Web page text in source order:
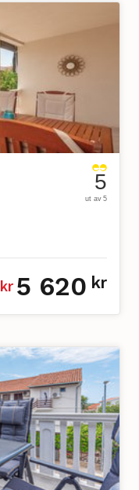
5
ut av 5
kr 5 620 kr